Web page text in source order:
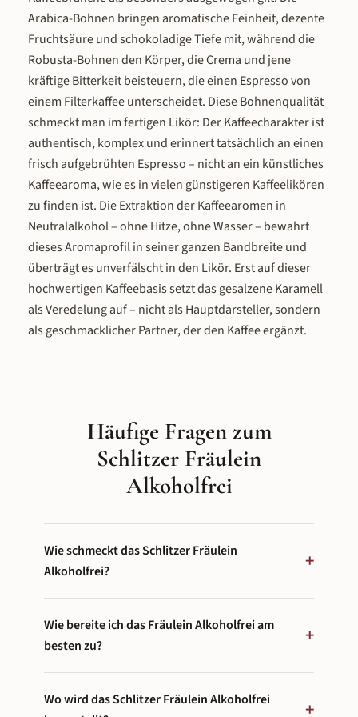
Servierempfehlung und als
Beide Gins entfalten ihre Aromen
besten in einem Schlitzer
viel Eis und einem hochwertigen
Water. Für den Herbal Gin
wir ein herbes Indian Tonic mit
Thymianzweig als Garnitur. Für
Citrus Gin passt ein Mediterranean
oder ein leichtes Elderflower
einer Grapefruitscheibe und
Minze. Pur auf Eis zeigen beide
volles Aromenprofil – der Herbal
kräuterig-warm, der Citrus Gin
erfrischend. Als Geschenk ist das
zusammen die ganze Bandbreite
Burgen Gin-Kollektion zwischen
und fruchtig abdecken.
einzeln für 9,95 € erhältlich und
sich ideal als Ergänzung zu einer
aus unserem Edelbrand-
rundet jedes
und zeigt dem Beschenkten, dass
nur der Inhalt, sondern auch die
Genusses durchdacht ist. In
Gläser-Sortiment finden Sie
Gläser für unterschiedliche
Genusssituationen: das
Degustationsglas für
Tasting, den Tumbler für
Cocktails sowie den Stamper für
klassischen Korngenuss.
Arabica-Bohnen bringen aromatische Feinheit, dezente
Fruchtsäure und schokoladige Tiefe mit, während die
Robusta-Bohnen den Körper, die Crema und jene
kräftige Bitterkeit beisteuern, die einen Espresso von
einem Filterkaffee unterscheidet. Diese Bohnenqualität
schmeckt man im fertigen Likör: Der Kaffeecharakter ist
authentisch, komplex und erinnert tatsächlich an einen
frisch aufgebrühten Espresso – nicht an ein künstliches
Kaffeearoma, wie es in vielen günstigeren Kaffeelikören
zu finden ist. Die Extraktion der Kaffeearomen in
Neutralalkohol – ohne Hitze, ohne Wasser – bewahrt
dieses Aromaprofil in seiner ganzen Bandbreite und
überträgt es unverfälscht in den Likör. Erst auf dieser
hochwertigen Kaffeebasis setzt das gesalzene Karamell
als Veredelung auf – nicht als Hauptdarsteller, sondern
als geschmacklicher Partner, der den Kaffee ergänzt.
Häufige Fragen zum
Schlitzer Fräulein
Alkoholfrei
Wie schmeckt das Schlitzer Fräulein
Alkoholfrei?
+
einem komplexen Aromenprofil aus herber
Grapefruit, exotischer Yuzu und einer feinen
mehr als ein einfacher Fruchtsaft. Es eignet sich ideal
Wie bereite ich das Fräulein Alkoholfrei am
besten zu?
+
Aroma als Spritz: 2 Teile Fräulein, 3 Teile
Wo wird das Schlitzer Fräulein Alkoholfrei
+